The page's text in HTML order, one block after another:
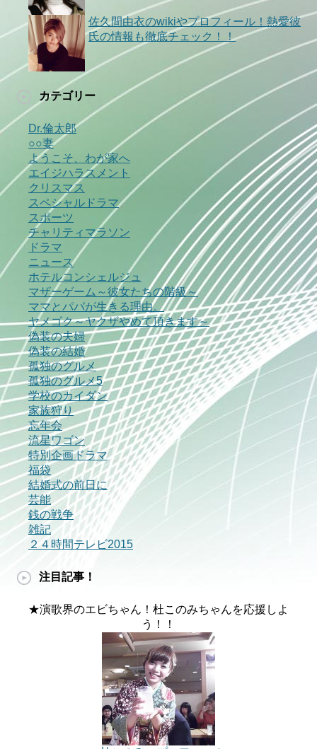
佐久間由衣のwikiやプロフィール！熱愛彼
氏の情報も徹底チェック！！
カテゴリー
Dr.倫太郎
○○妻
ようこそ、わが家へ
エイジハラスメント
クリスマス
スペシャルドラマ
スポーツ
チャリティマラソン
ドラマ
ニュース
ホテルコンシェルジュ
マザーゲーム～彼女たちの階級～
ママとパパが生きる理由。
ヤメゴク～ヤクザやめて頂きます～
偽装の夫婦
偽装の結婚
孤独のグルメ
孤独のグルメ5
学校のカイダン
家族狩り
忘年会
流星ワゴン
特別企画ドラマ
福袋
結婚式の前日に
芸能
銭の戦争
雑記
２４時間テレビ2015
注目記事！
★演歌界のエビちゃん！杜このみちゃんを応援しよ
う！！